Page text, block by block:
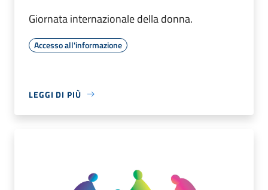
Giornata internazionale della donna.
Accesso all'informazione
LEGGI DI PIÙ